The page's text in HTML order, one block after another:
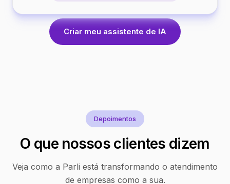
Criar meu assistente de IA
Depoimentos
O que nossos clientes dizem
Veja como a Parli está transformando o atendimento
de empresas como a sua.